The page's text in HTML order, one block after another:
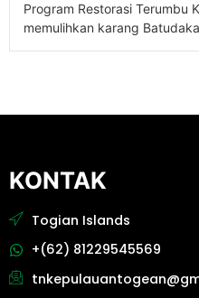
Program Restorasi Terumbu
memulihkan karang
KONTAK
Togian Islands
+(62) 81229545569